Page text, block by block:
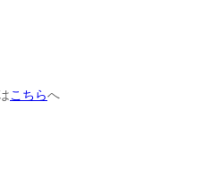
こちらへ